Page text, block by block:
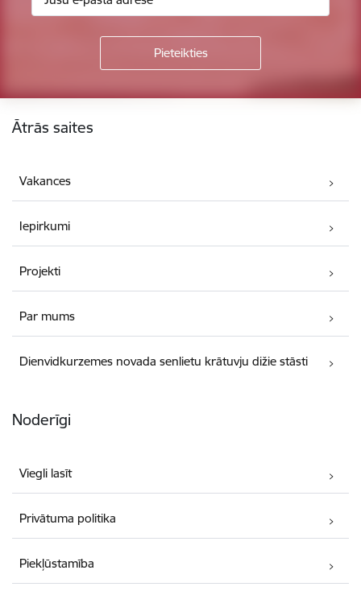
Ātrās saites
Vakances
Iepirkumi
Projekti
Par mums
Dienvidkurzemes novada senlietu krātuvju dižie stāsti
Noderīgi
Viegli lasīt
Privātuma politika
Piekļūstamība